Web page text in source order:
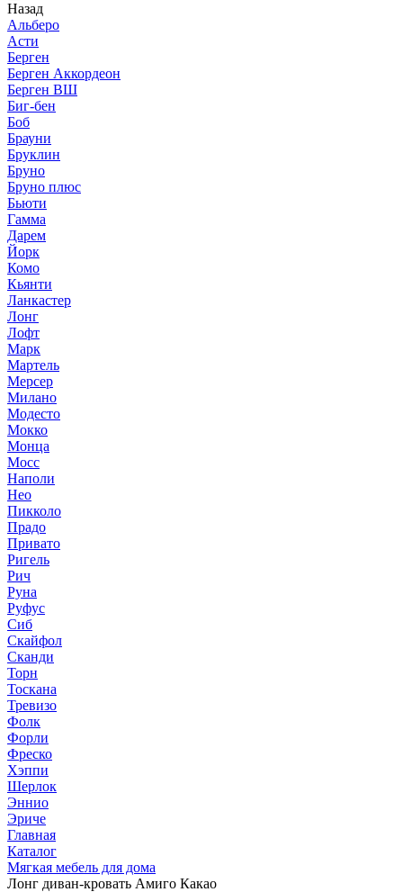
Назад
Альберо
Асти
Берген
Берген Аккордеон
Берген ВШ
Биг-бен
Боб
Брауни
Бруклин
Бруно
Бруно плюс
Бьюти
Гамма
Дарем
Йорк
Комо
Кьянти
Ланкастер
Лонг
Лофт
Марк
Мартель
Мерсер
Милано
Модесто
Мокко
Монца
Мосс
Наполи
Нео
Пикколо
Прадо
Привато
Ригель
Рич
Руна
Руфус
Сиб
Скайфол
Сканди
Торн
Тоскана
Тревизо
Фолк
Форли
Фреско
Хэппи
Шерлок
Эннио
Эриче
Главная
Каталог
Мягкая мебель для дома
Лонг диван-кровать Амиго Какао